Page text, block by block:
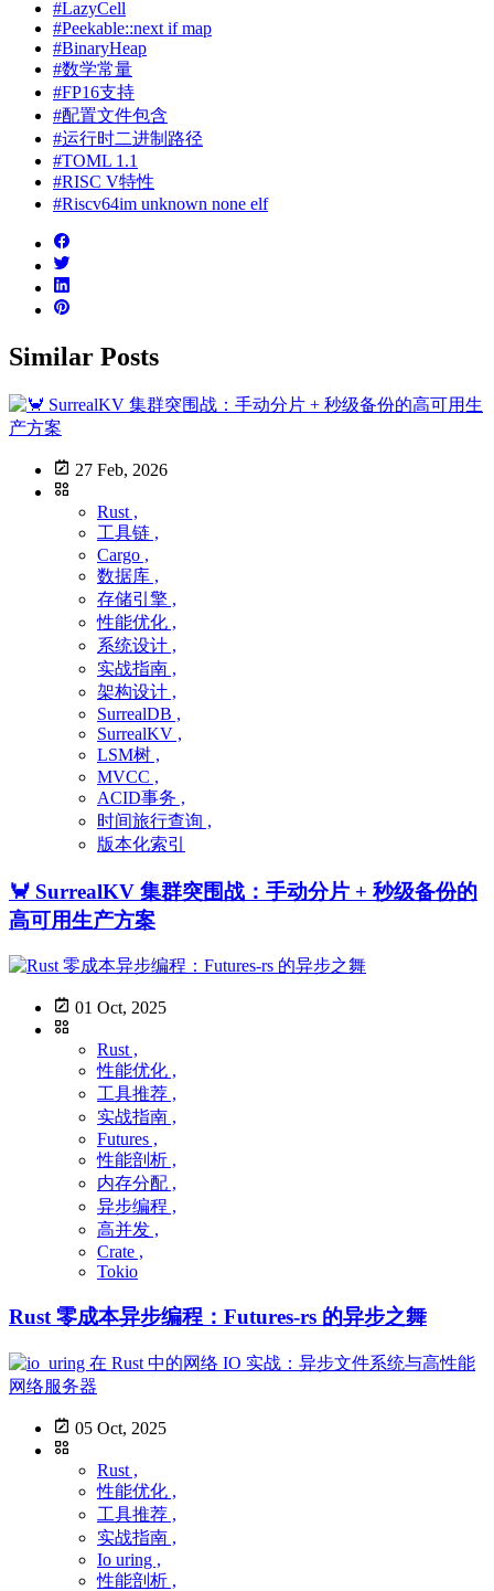
#LazyCell
#Peekable::next if map
#BinaryHeap
#数学常量
#FP16支持
#配置文件包含
#运行时二进制路径
#TOML 1.1
#RISC V特性
#Riscv64im unknown none elf
Similar Posts
27 Feb, 2026
Rust ,
工具链 ,
Cargo ,
数据库 ,
存储引擎 ,
性能优化 ,
系统设计 ,
实战指南 ,
架构设计 ,
SurrealDB ,
SurrealKV ,
LSM树 ,
MVCC ,
ACID事务 ,
时间旅行查询 ,
版本化索引
🦀 SurrealKV 集群突围战：手动分片 + 秒级备份的
高可用生产方案
01 Oct, 2025
Rust ,
性能优化 ,
工具推荐 ,
实战指南 ,
Futures ,
性能剖析 ,
内存分配 ,
异步编程 ,
高并发 ,
Crate ,
Tokio
Rust 零成本异步编程：Futures-rs 的异步之舞
05 Oct, 2025
Rust ,
性能优化 ,
工具推荐 ,
实战指南 ,
Io uring ,
性能剖析 ,